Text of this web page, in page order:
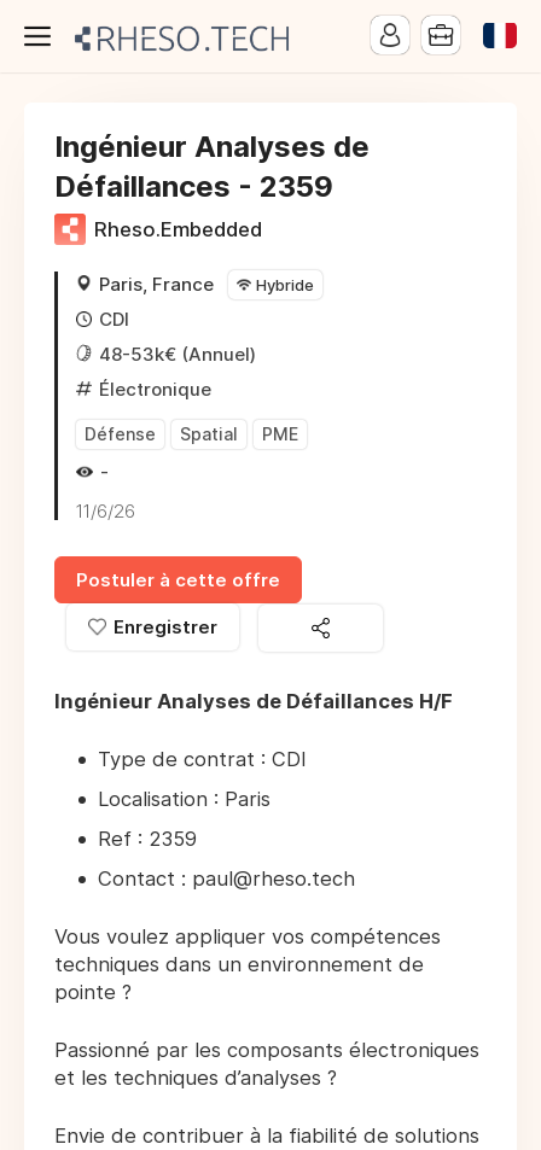
Ingénieur Analyses de
Défaillances - 2359
Rheso.Embedded
Paris, France Hybride
CDI
48-53k€ (Annuel)
Électronique
Défense Spatial PME
-
11/6/26
Postuler à cette offre
Enregistrer
Ingénieur Analyses de Défaillances H/F
Type de contrat : CDI
Localisation : Paris
Ref : 2359
Contact : paul@rheso.tech
Vous voulez appliquer vos compétences
techniques dans un environnement de
pointe ?
Passionné par les composants électroniques
et les techniques d’analyses ?
Envie de contribuer à la fiabilité de solutions